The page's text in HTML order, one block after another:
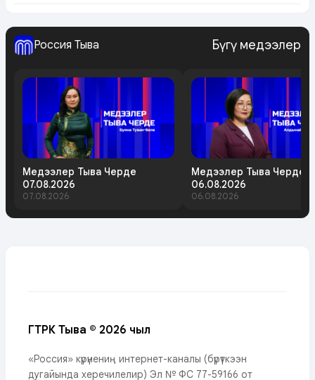
Россия Тыва Бүгү медээлер
Медээлер Тыва Черде
07.08.2026
07.08.2026
Медээлер Тыва Черде
06.08.2026
06.08.2026
ГТРК Тыва © 2026 чыл
«Россия» күрүнениң интернет-каналы (бүрүткээн
дугайында херечилелир) Эл № ФС 77-59166 от